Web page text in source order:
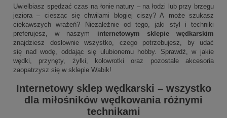
Uwielbiasz spędzać czas na łonie natury – na łodzi lub przy brzegu
jeziora – ciesząc się chwilami błogiej ciszy? A może szukasz
ciekawszych wrażeń? Niezależnie od tego, jaki styl i techniki
preferujesz, w naszym internetowym sklepie wędkarskim
znajdziesz dosłownie wszystko, czego potrzebujesz, by udać
się nad wodę, oddając się ulubionemu hobby. Sprawdź, w jakie
wędki, przynęty, żyłki, kołowrotki oraz pozostałe akcesoria
zaopatrzysz się w sklepie Wabik!
Internetowy sklep wędkarski – wszystko
dla miłośników wędkowania różnymi
technikami